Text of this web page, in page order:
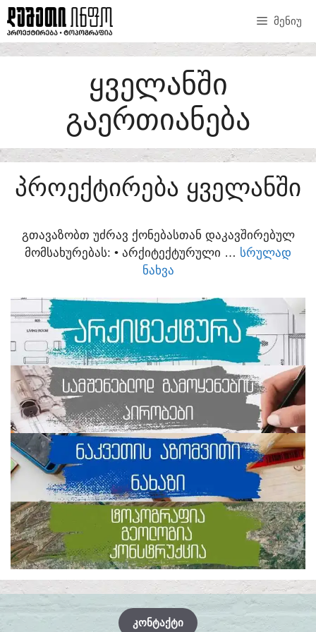
SKIP
TO
CONTENT
ᲛᲔᲜᲘᲣ
ᲧᲕᲔᲚᲐᲜᲨᲘ
ᲒᲐᲔᲠᲗᲘᲐᲜᲔᲑᲐ
ᲞᲠᲝᲔᲥᲢᲘᲠᲔᲑᲐ ᲧᲕᲔᲚᲐᲜᲨᲘ
ᲒᲗᲐᲕᲐᲖᲝᲑᲗ ᲣᲫᲠᲐᲕ ᲥᲝᲜᲔᲑᲐᲡᲗᲐᲜ ᲓᲐᲙᲐᲕᲨᲘᲠᲔᲑᲣᲚ
ᲛᲝᲛᲡᲐᲮᲣᲠᲔᲑᲐᲡ:​ • ᲐᲠᲥᲘᲢᲔᲥᲢᲣᲠᲣᲚᲘ … ᲡᲠᲣᲚᲐᲓ
ᲜᲐᲮᲕᲐ
ᲙᲝᲜᲢᲐᲥᲢᲘ